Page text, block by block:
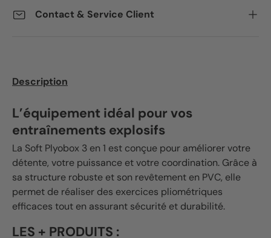
Contact & Service Client
Description
L’équipement idéal pour vos
entraînements explosifs
La Soft Plyobox 3 en 1 est conçue pour améliorer votre
détente, votre puissance et votre coordination. Grâce à
sa structure robuste et son revêtement en PVC, elle
permet de réaliser des exercices pliométriques
efficaces tout en assurant sécurité et durabilité.
LES + PRODUITS :